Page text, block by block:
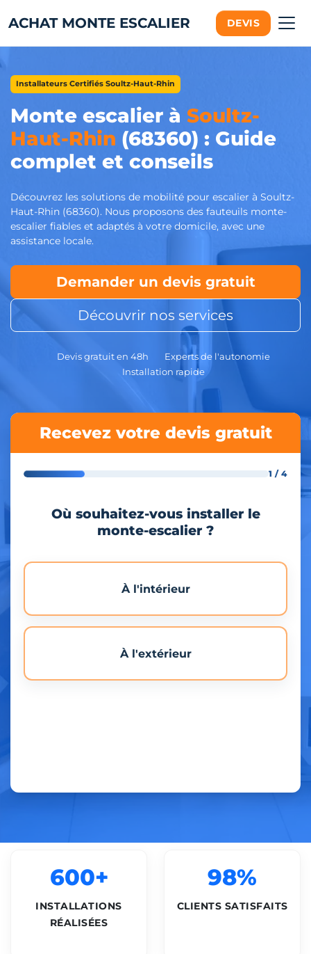
ACHAT MONTE ESCALIER DEVIS
Installateurs Certifiés Soultz-Haut-Rhin
Monte escalier à Soultz-
Haut-Rhin (68360) : Guide
complet et conseils
Découvrez les solutions de mobilité pour escalier à Soultz-
Haut-Rhin (68360). Nous proposons des fauteuils monte-
escalier fiables et adaptés à votre domicile, avec une
assistance locale.
Demander un devis gratuit
Découvrir nos services
Devis gratuit en 48h
Experts de l'autonomie
Installation rapide
Recevez votre devis gratuit
1 / 4
Où souhaitez-vous installer le
monte-escalier ?
À l'intérieur
À l'extérieur
600+
INSTALLATIONS
RÉALISÉES
98%
CLIENTS SATISFAITS